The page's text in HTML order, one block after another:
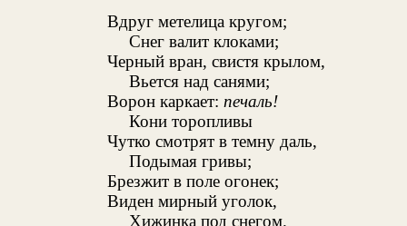
Вдруг метелица кругом;
Снег валит клоками;
Черный вран, свистя крылом,
Вьется над санями;
Ворон каркает: печаль!
Кони торопливы
Чутко смотрят в темну даль,
Подымая гривы;
Брезжит в поле огонек;
Виден мирный уголок,
Хижинка под снегом.